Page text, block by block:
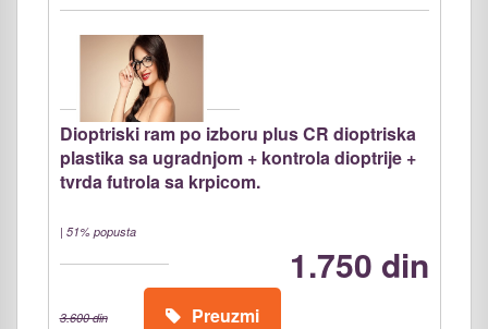
Dioptriski ram po izboru plus CR dioptriska
plastika sa ugradnjom + kontrola dioptrije +
tvrda futrola sa krpicom.
| 51% popusta
1.750 din
3.600 din Preuzmi